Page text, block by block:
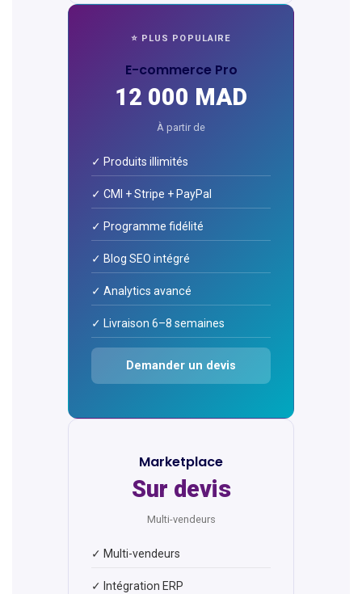
⭐ PLUS POPULAIRE
E-commerce Pro
12 000 MAD
À partir de
✓ Produits illimités
✓ CMI + Stripe + PayPal
✓ Programme fidélité
✓ Blog SEO intégré
✓ Analytics avancé
✓ Livraison 6–8 semaines
Demander un devis
Marketplace
Sur devis
Multi-vendeurs
✓ Multi-vendeurs
✓ Intégration ERP